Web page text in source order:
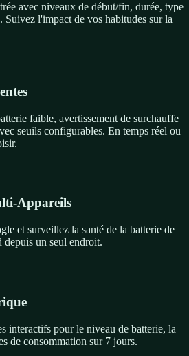
avec niveaux de début/fin, durée, type
Suivez l'impact de vos habitudes sur la
faible, avertissement de surchauffe
seuils configurables. En temps réel ou
Appareils
et surveillez la santé de la batterie de
un seul endroit.
interactifs pour le niveau de batterie, la
de consommation sur 7 jours.